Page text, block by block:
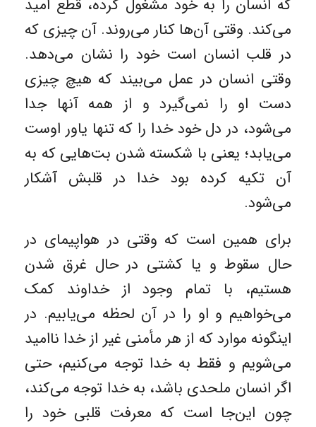
که انسان را به خود مشغول کرده، قطع امید
می‌کند. وقتی آن‌ها کنار می‌روند. آن چیزی که
در قلب انسان است خود را نشان می‌دهد.
وقتی انسان در عمل می‌بیند که هیچ چیزی
دست او را نمی‌گیرد و از همه آنها جدا
می‌شود، در دل خود خدا را که تنها یاور اوست
می‌یابد؛ یعنی با شکسته شدن بت‌هایی که به
آن تکیه کرده بود خدا در قلبش آشکار
می‌شود.
برای همین است که وقتی در هواپیمای در
حال سقوط و یا کشتی در حال غرق شدن
هستیم، با تمام وجود از خداوند کمک
می‌خواهیم و او را در آن لحظه می‌یابیم. در
اینگونه موارد که از هر مأمنی غیر از خدا ناامید
می‌شویم و فقط به خدا توجه می‌کنیم، حتی
اگر انسان ملحدی باشد، به خدا توجه می‌کند،
چون این‌جا است که معرفت قلبی خود را